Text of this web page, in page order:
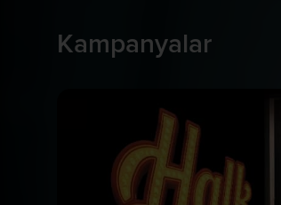
Kampanyalar